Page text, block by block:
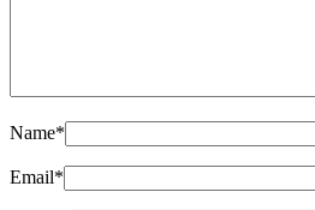
Name*
Email*